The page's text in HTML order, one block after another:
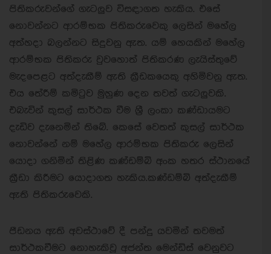
පිතිකරුවන්ගේ ගැටලුව විසඳාගත හැකිය. එසේ
නොවන්නට ආරම්භක පිතිකරුවෙකු ලෙසින් මහේල
අත්හදා බලන්නට සිදුවනු ඇත. යම් හෙයකින් මහේල
ආරම්භක පිතිකරු වුවහොත් පිතිකරණ ලැයිස්තුවේ
මැදපෙළට අත්දැකීම් ඇති ක්‍රීඩකයෙකු අහිමිවනු ඇත.
එය තේරීම් කමිටුව මුහුණ දෙන තවත් ගැටලුවකි.
එබැවින් කුසල් සාර්ථක වීම ශ්‍රී ලංකා කණ්ඩායමට
දැඩිව දැනෙමින් තිබේ. කෙසේ වෙතත් කුසල් සාර්ථක
නොවන්නේ නම් මහේල ආරම්භක පිතිකරු ලෙසින්
යොදා ගනිමින් තිළිණ කණ්ඩම්බි අංක හතර ස්ථානයේ
ක්‍රීඩා කිරීමට යොදාගත හැකිය.කණ්ඩම්බි අත්දැකීම්
ඇති පිතිකරුවෙකි.
පීඩනය ඇති අවස්ථාවේ දී පන්දු යවමින් තවමත්
සාර්ථකවීමට නොහැකිවූ අජන්ත මෙන්ඩිස් වෙනුවට